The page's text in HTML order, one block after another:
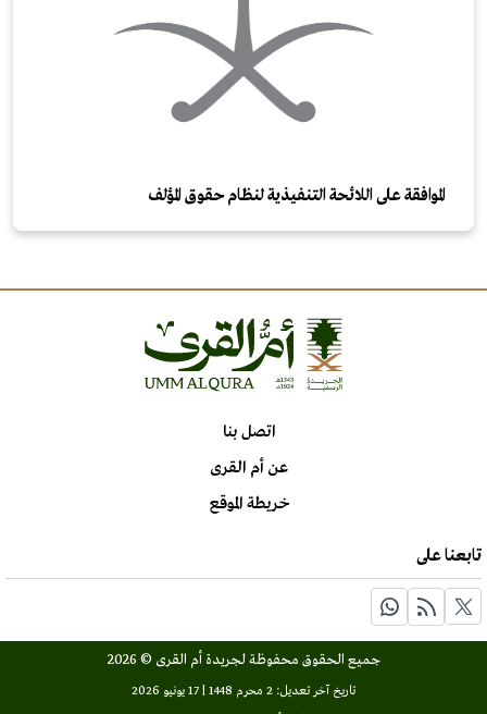
الموافقة على اللائحة التنفيذية لنظام حقوق المؤلف
اتصل بنا
عن أم القرى
خريطة الموقع
تابعنا على
جميع الحقوق محفوظة لجريدة أم القرى © 2026
تاريخ آخر تعديل: 2 محرم 1448 | 17 يونيو 2026